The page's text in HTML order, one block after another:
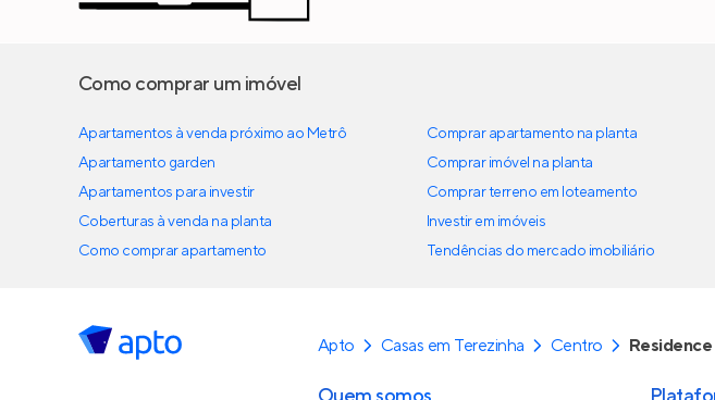
Como comprar um imóvel
Apartamentos à venda próximo ao Metrô
Apartamento garden
Apartamentos para investir
Coberturas à venda na planta
Como comprar apartamento
Comprar apartamento na planta
Comprar imóvel na planta
Comprar terreno em loteamento
Investir em imóveis
Tendências do mercado imobiliário
Apto Casas em Terezinha Centro